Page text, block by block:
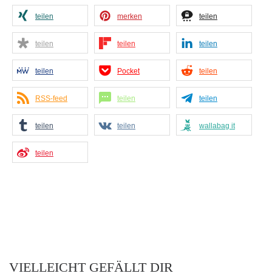
teilen merken teilen
teilen teilen teilen
teilen Pocket teilen
RSS-feed teilen teilen
teilen teilen wallabag it
teilen
VIELLEICHT GEFÄLLT DIR